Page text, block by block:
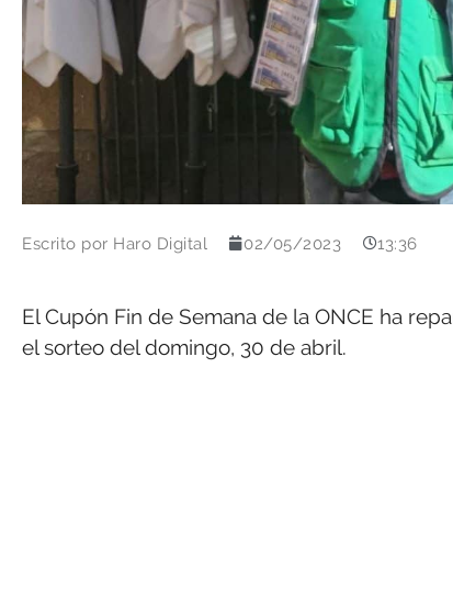
Escrito por Haro Digital 02/05/2023 13:36
El Cupón Fin de Semana de la ONCE ha
el sorteo del domingo, 30 de abril.